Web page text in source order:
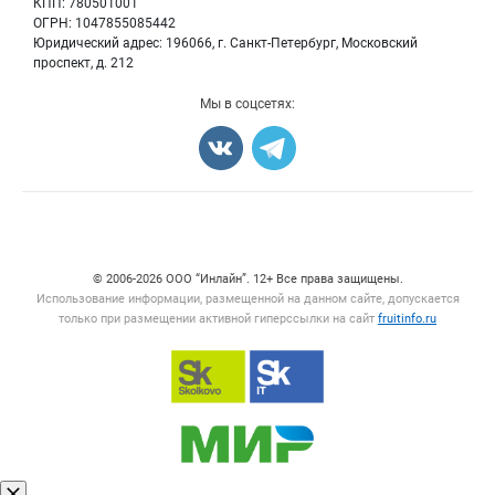
КПП: 780501001
ОГРН: 1047855085442
Юридический адрес: 196066, г. Санкт-Петербург, Московский
проспект, д. 212
Мы в соцсетях:
© 2006‑2026 ООО “Инлайн”. 12+ Все права защищены.
Использование информации, размещенной на данном сайте, допускается
только при размещении активной гиперссылки на сайт fruitinfo.ru